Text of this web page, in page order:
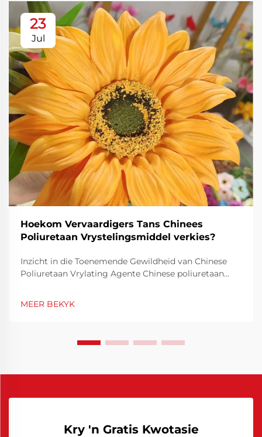
23
Jul
Hoekom Vervaardigers Tans Chinees
Poliuretaan Vrystelingsmiddel verkies?
Inzicht in die Toenemende Gewildheid van Chinese
Poliuretaan Vrylating Agente Chinese poliuretaan
kombinasie van hoë werkverrigting en koste-
MEER BEKYK
Kry 'n Gratis Kwotasie